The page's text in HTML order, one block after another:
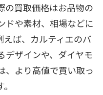
の買取価格はお品物の
ドや素材、相場などに
えば、カルティエのバ
デザインや、ダイヤモ
、より高値で買い取っ